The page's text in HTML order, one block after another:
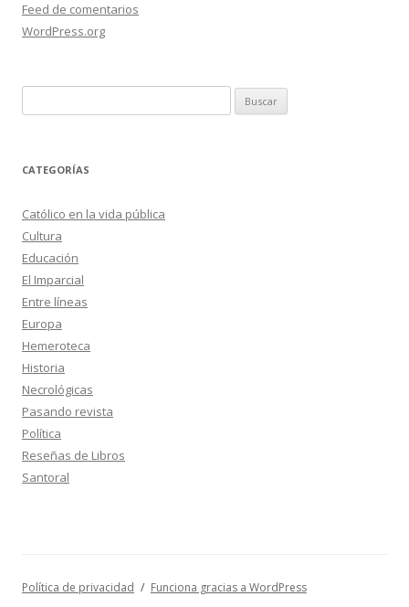
Feed de comentarios
WordPress.org
CATEGORÍAS
Católico en la vida pública
Cultura
Educación
El Imparcial
Entre líneas
Europa
Hemeroteca
Historia
Necrológicas
Pasando revista
Política
Reseñas de Libros
Santoral
Política de privacidad Funciona gracias a WordPress